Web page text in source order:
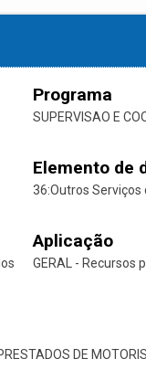
Programa
SUPERVISAO E
Elemento de
36:Outros Serviços
Aplicação
GERAL - Recursos
DE